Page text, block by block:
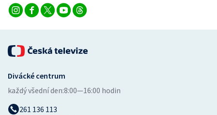
Volejbal
Ostatní
Divácké centrum
každý všední den:8:00—16:00 hodin
261 136 113